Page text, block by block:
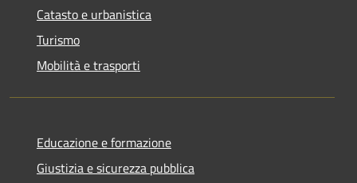
Catasto e urbanistica
Turismo
Mobilità e trasporti
Educazione e formazione
Giustizia e sicurezza pubblica